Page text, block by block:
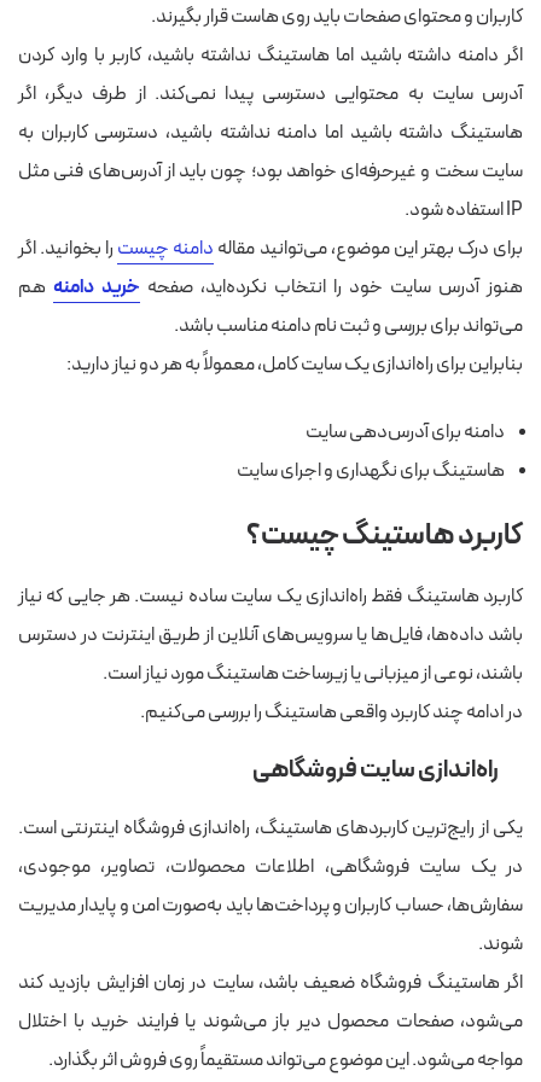
کاربران و محتوای صفحات باید روی هاست قرار بگیرند.
اگر دامنه داشته باشید اما هاستینگ نداشته باشید، کاربر با وارد کردن
آدرس سایت به محتوایی دسترسی پیدا نمی‌کند. از طرف دیگر، اگر
هاستینگ داشته باشید اما دامنه نداشته باشید، دسترسی کاربران به
سایت سخت و غیرحرفه‌ای خواهد بود؛ چون باید از آدرس‌های فنی مثل
IP استفاده شود.
برای درک بهتر این موضوع، می‌توانید مقاله دامنه چیست را بخوانید. اگر
هنوز آدرس سایت خود را انتخاب نکرده‌اید، صفحه خرید دامنه هم
می‌تواند برای بررسی و ثبت نام دامنه مناسب باشد.
بنابراین برای راه‌اندازی یک سایت کامل، معمولاً به هر دو نیاز دارید:
دامنه برای آدرس‌دهی سایت
هاستینگ برای نگهداری و اجرای سایت
کاربرد هاستینگ چیست؟
کاربرد هاستینگ فقط راه‌اندازی یک سایت ساده نیست. هر جایی که نیاز
باشد داده‌ها، فایل‌ها یا سرویس‌های آنلاین از طریق اینترنت در دسترس
باشند، نوعی از میزبانی یا زیرساخت هاستینگ مورد نیاز است.
در ادامه چند کاربرد واقعی هاستینگ را بررسی می‌کنیم.
راه‌اندازی سایت فروشگاهی
یکی از رایج‌ترین کاربردهای هاستینگ، راه‌اندازی فروشگاه اینترنتی است.
در یک سایت فروشگاهی، اطلاعات محصولات، تصاویر، موجودی،
سفارش‌ها، حساب کاربران و پرداخت‌ها باید به‌صورت امن و پایدار مدیریت
شوند.
اگر هاستینگ فروشگاه ضعیف باشد، سایت در زمان افزایش بازدید کند
می‌شود، صفحات محصول دیر باز می‌شوند یا فرایند خرید با اختلال
مواجه می‌شود. این موضوع می‌تواند مستقیماً روی فروش اثر بگذارد.